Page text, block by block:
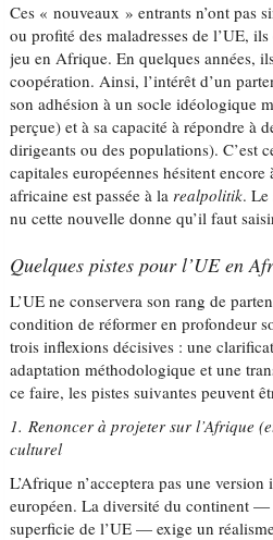
Ces « nouveaux » entrants n’ont pas
ou profité des maladresses de l’UE,
jeu en Afrique. En quelques années,
coopération. Ainsi, l’intérêt d’un
son adhésion à un socle idéologique
perçue) et à sa capacité à répondre à
dirigeants ou des populations). C’est
capitales européennes hésitent encore
africaine est passée à larealpolitik. Le
nu cette nouvelle donne qu’il faut
Quelques pistes pour l’UE en
L’UE ne conservera son rang de
condition de réformer en profondeur
trois inflexions décisives : une
adaptation méthodologique et une
ce faire, les pistes suivantes peuvent
1. Renoncer à projeter sur l’Afrique
culturel
L’Afrique n’acceptera pas une
européen. La diversité du continent —
superficie de l’UE — exige un